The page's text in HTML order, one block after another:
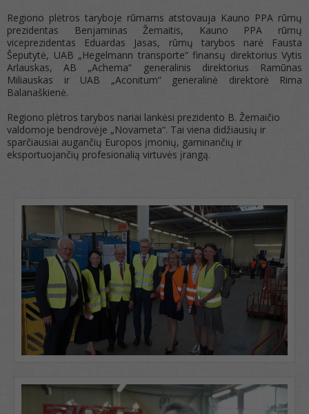
Regiono plėtros taryboje rūmams atstovauja Kauno PPA rūmų
prezidentas Benjaminas Žemaitis, Kauno PPA rūmų
viceprezidentas Eduardas Jasas, rūmų tarybos narė Fausta
Šeputytė, UAB „Hegelmann transporte“ finansų direktorius Vytis
Arlauskas, AB „Achema“ generalinis direktorius Ramūnas
Miliauskas ir UAB „Aconitum“ generalinė direktorė Rima
Balanaškienė.
Regiono plėtros tarybos nariai lankėsi prezidento B. Žemaičio
valdomoje bendrovėje „Novameta“. Tai viena didžiausių ir
sparčiausiai augančių Europos įmonių, gaminančių ir
eksportuojančių profesionalią virtuvės įrangą.